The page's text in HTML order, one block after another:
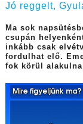
Jó reggelt,
Ma sok
csupán
inkább csak
fordulhat elő.
fok körül